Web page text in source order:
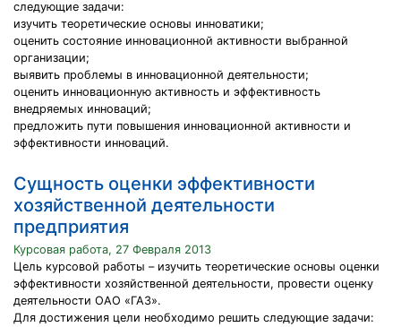
следующие задачи:
изучить теоретические основы инноватики;
оценить состояние инновационной активности выбранной
организации;
выявить проблемы в инновационной деятельности;
оценить инновационную активность и эффективность
внедряемых инноваций;
предложить пути повышения инновационной активности и
эффективности инноваций.
Сущность оценки эффективности
хозяйственной деятельности
предприятия
Курсовая работа, 27 Февраля 2013
Цель курсовой работы – изучить теоретические основы оценки
эффективности хозяйственной деятельности, провести оценку
деятельности ОАО «ГАЗ».
Для достижения цели необходимо решить следующие задачи: